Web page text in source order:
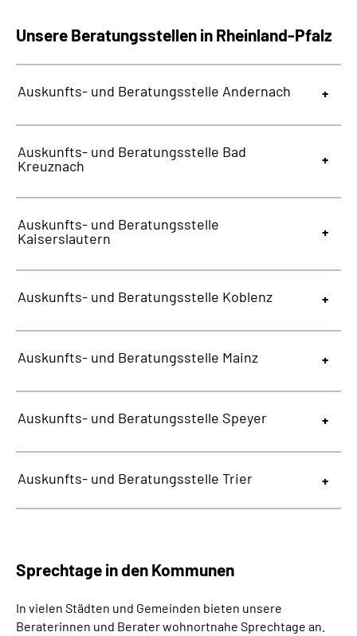
Unsere Beratungsstellen in Rheinland-Pfalz
Auskunfts- und Beratungsstelle Andernach
Auskunfts- und Beratungsstelle Bad
Kreuznach
Auskunfts- und Beratungsstelle
Kaiserslautern
Auskunfts- und Beratungsstelle Koblenz
Auskunfts- und Beratungsstelle Mainz
Auskunfts- und Beratungsstelle Speyer
Auskunfts- und Beratungsstelle Trier
Sprechtage in den Kommunen
In vielen Städten und Gemeinden bieten unsere
Beraterinnen und Berater wohnortnahe Sprechtage an.